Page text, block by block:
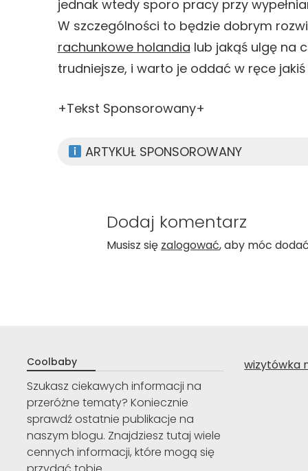
jednak wtedy sporo pracy przy
W szczególności to będzie dobrym
rachunkowe holandia lub jakąś ulgę na
trudniejsze, i warto je oddać w ręce
+Tekst Sponsorowany+
ARTYKUŁ SPONSOROWANY
Dodaj komentarz
Musisz się zalogować, aby móc
Coolbaby
Szukasz ciekawych informacji na
przeróżne tematy? Koniecznie
sprawdź ostatnie publikacje na
naszym blogu. Znajdziesz tutaj wiele
cennych informacji, które mogą się
wizytówka